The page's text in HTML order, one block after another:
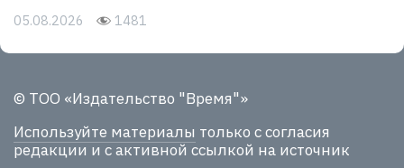
05.08.2026 1481
© ТОО «Издательство "Время"»
Используйте материалы только с согласия
редакции и с активной ссылкой на источник